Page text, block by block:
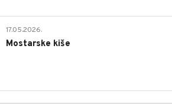
17.05.2026.
Mostarske kiše